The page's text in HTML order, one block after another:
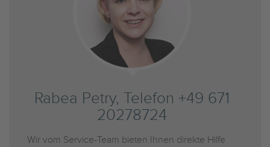
Rabea Petry, Telefon +49 671
20278724
Wir vom Service-Team bieten Ihnen direkte Hilfe